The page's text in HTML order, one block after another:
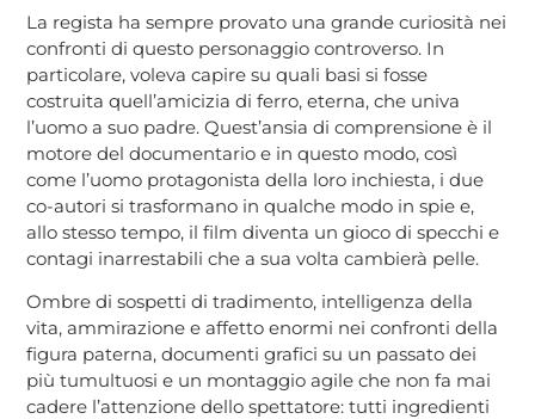
La regista ha sempre provato una grande curiosità nei
confronti di questo personaggio controverso. In
particolare, voleva capire su quali basi si fosse
costruita quell’amicizia di ferro, eterna, che univa
l’uomo a suo padre. Quest’ansia di comprensione è il
motore del documentario e in questo modo, così
come l’uomo protagonista della loro inchiesta, i due
co-autori si trasformano in qualche modo in spie e,
allo stesso tempo, il film diventa un gioco di specchi e
contagi inarrestabili che a sua volta cambierà pelle.
Ombre di sospetti di tradimento, intelligenza della
vita, ammirazione e affetto enormi nei confronti della
figura paterna, documenti grafici su un passato dei
più tumultuosi e un montaggio agile che non fa mai
cadere l’attenzione dello spettatore: tutti ingredienti